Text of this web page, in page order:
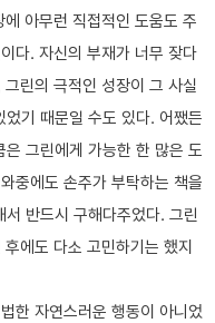
아무런 직접적인 도움도 주
다. 자신의 부재가 너무 잦다
린의 극적인 성장이 그 사실
기 때문일 수도 있다. 어쨌든
그린에게 가능한 한 많은 도
중에도 손주가 부탁하는 책을
반드시 구해다주었다. 그린
에도 다소 고민하기는 했지
한 자연스러운 행동이 아니었